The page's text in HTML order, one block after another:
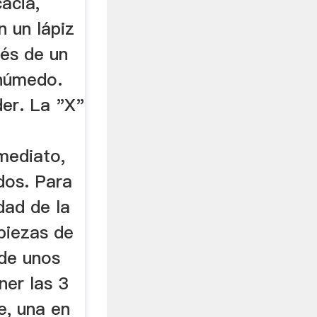
un lápiz
de un
La "X"
Para
de la
de
unos
las 3
una en